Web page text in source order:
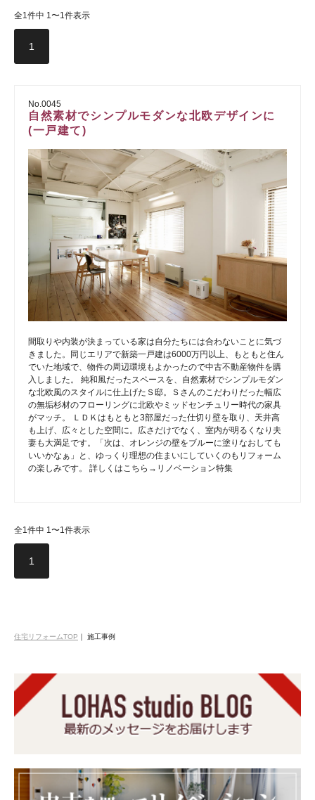
全1件中 1〜1件表示
1
No.0045
自然素材でシンプルモダンな北欧デザインに
(一戸建て)
間取りや内装が決まっている家は自分たちには合わないことに気づ
きました。同じエリアで新築一戸建は6000万円以上、もともと住ん
でいた地域で、物件の周辺環境もよかったので中古不動産物件を購
入しました。 純和風だったスペースを、自然素材でシンプルモダン
な北欧風のスタイルに仕上げたＳ邸。Ｓさんのこだわりだった幅広
の無垢杉材のフローリングに北欧やミッドセンチュリー時代の家具
がマッチ。 ＬＤＫはもともと3部屋だった仕切り壁を取り、天井高
も上げ、広々とした空間に。広さだけでなく、室内が明るくなり夫
妻も大満足です。「次は、オレンジの壁をブルーに塗りなおしても
いいかなぁ」と、ゆっくり理想の住まいにしていくのもリフォーム
の楽しみです。 詳しくはこちら→リノベーション特集
全1件中 1〜1件表示
1
住宅リフォームTOP ｜ 施工事例